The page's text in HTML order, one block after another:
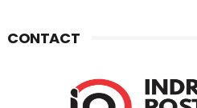
CONTACT